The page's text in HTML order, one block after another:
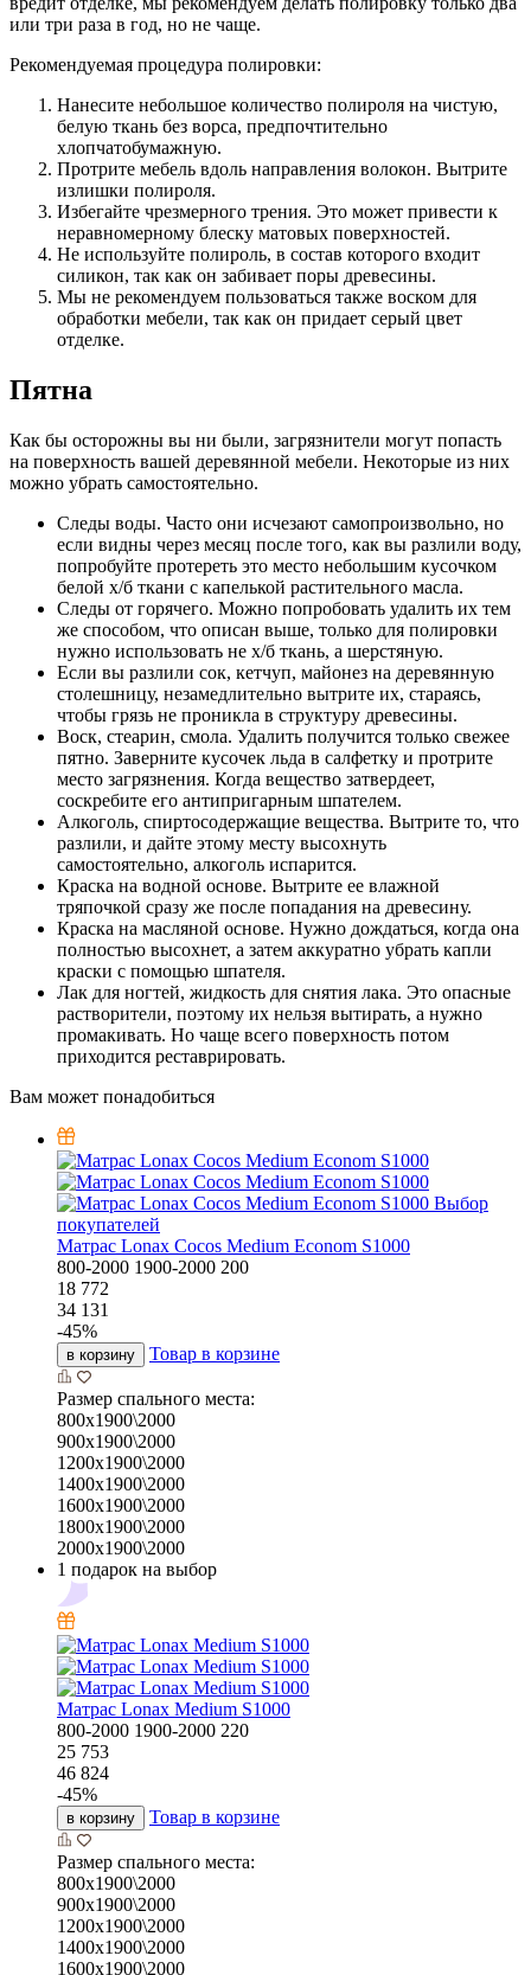
или три раза в год, но не чаще.
Рекомендуемая процедура полировки:
Нанесите небольшое количество полироля на чистую,
белую ткань без ворса, предпочтительно
хлопчатобумажную.
Протрите мебель вдоль направления волокон. Вытрите
излишки полироля.
Избегайте чрезмерного трения. Это может привести к
неравномерному блеску матовых поверхностей.
Не используйте полироль, в состав которого входит
силикон, так как он забивает поры древесины.
Мы не рекомендуем пользоваться также воском для
обработки мебели, так как он придает серый цвет
отделке.
Пятна
Как бы осторожны вы ни были, загрязнители могут попасть
на поверхность вашей деревянной мебели. Некоторые из них
можно убрать самостоятельно.
Следы воды. Часто они исчезают самопроизвольно, но
если видны через месяц после того, как вы разлили воду,
попробуйте протереть это место небольшим кусочком
белой х/б ткани с капелькой растительного масла.
Следы от горячего. Можно попробовать удалить их тем
же способом, что описан выше, только для полировки
нужно использовать не х/б ткань, а шерстяную.
Если вы разлили сок, кетчуп, майонез на деревянную
столешницу, незамедлительно вытрите их, стараясь,
чтобы грязь не проникла в структуру древесины.
Воск, стеарин, смола. Удалить получится только свежее
пятно. Заверните кусочек льда в салфетку и протрите
место загрязнения. Когда вещество затвердеет,
соскребите его антипригарным шпателем.
Алкоголь, спиртосодержащие вещества. Вытрите то, что
разлили, и дайте этому месту высохнуть
самостоятельно, алкоголь испарится.
Краска на водной основе. Вытрите ее влажной
тряпочкой сразу же после попадания на древесину.
Краска на масляной основе. Нужно дождаться, когда она
полностью высохнет, а затем аккуратно убрать капли
краски с помощью шпателя.
Лак для ногтей, жидкость для снятия лака. Это опасные
растворители, поэтому их нельзя вытирать, а нужно
промакивать. Но чаще всего поверхность потом
приходится реставрировать.
Вам может понадобиться
Выбор
покупателей
Матрас Lonax Cocos Medium Econom S1000
800-2000 1900-2000 200
18 772
34 131
-45%
в корзину Товар в корзине
Размер спального места:
800х1900\2000
900х1900\2000
1200х1900\2000
1400х1900\2000
1600х1900\2000
1800х1900\2000
2000х1900\2000
1 подарок на выбор
Матрас Lonax Medium S1000
800-2000 1900-2000 220
25 753
46 824
-45%
в корзину Товар в корзине
Размер спального места:
800х1900\2000
900х1900\2000
1200х1900\2000
1400х1900\2000
1600х1900\2000